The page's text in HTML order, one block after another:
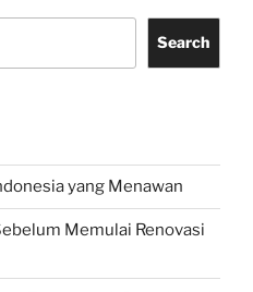
Search
yang Menawan
Memulai Renovasi